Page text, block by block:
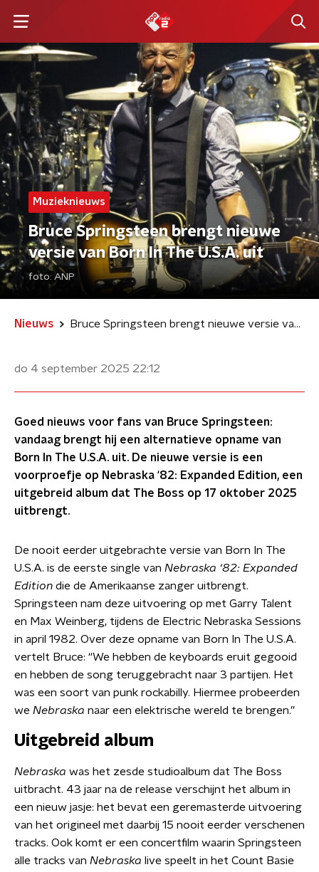
Muzieknieuws
Bruce Springsteen brengt nieuwe
versie van Born In The U.S.A. uit
foto: ANP
Nieuws Bruce Springsteen brengt nieuwe versie van Born In The U.S.A. uit
do 4 september 2025 22:12
Goed nieuws voor fans van Bruce Springsteen:
vandaag brengt hij een alternatieve opname van
Born In The U.S.A. uit. De nieuwe versie is een
voorproefje op Nebraska ‘82: Expanded Edition, een
uitgebreid album dat The Boss op 17 oktober 2025
uitbrengt.
De nooit eerder uitgebrachte versie van Born In The
U.S.A. is de eerste single van Nebraska ‘82: Expanded
Edition die de Amerikaanse zanger uitbrengt.
Springsteen nam deze uitvoering op met Garry Talent
en Max Weinberg, tijdens de Electric Nebraska Sessions
in april 1982. Over deze opname van Born In The U.S.A.
vertelt Bruce: “We hebben de keyboards eruit gegooid
en hebben de song teruggebracht naar 3 partijen. Het
was een soort van punk rockabilly. Hiermee probeerden
we Nebraska naar een elektrische wereld te brengen.”
Uitgebreid album
Nebraska was het zesde studioalbum dat The Boss
uitbracht. 43 jaar na de release verschijnt het album in
een nieuw jasje: het bevat een geremasterde uitvoering
van het origineel met daarbij 15 nooit eerder verschenen
tracks. Ook komt er een concertfilm waarin Springsteen
alle tracks van Nebraska live speelt in het Count Basie